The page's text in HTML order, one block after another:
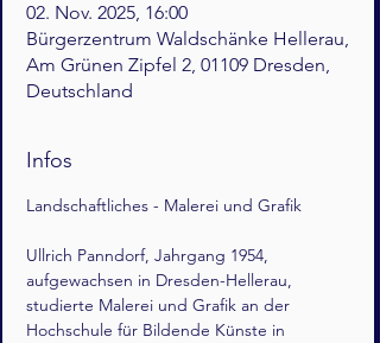
02. Nov. 2025, 16:00
Bürgerzentrum Waldschänke Hellerau,
Am Grünen Zipfel 2, 01109 Dresden,
Deutschland
Infos
Landschaftliches - Malerei und Grafik
Ullrich Panndorf, Jahrgang 1954,
aufgewachsen in Dresden-Hellerau,
studierte Malerei und Grafik an der
Hochschule für Bildende Künste in